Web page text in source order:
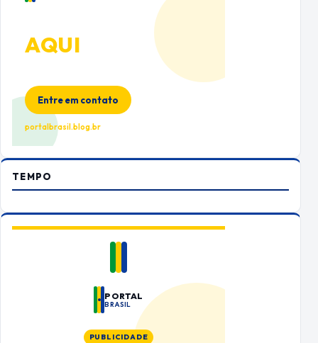
AQUI
Entre em contato
portalbrasil.blog.br
TEMPO
PORTAL
BRASIL
PUBLICIDADE